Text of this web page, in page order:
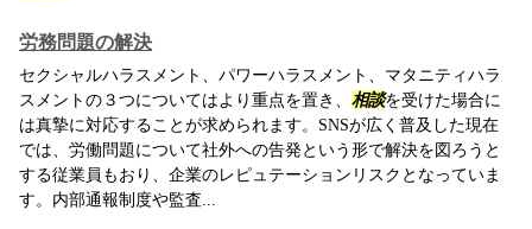
労務問題の解決
セクシャルハラスメント、パワーハラスメント、マタニティハラ
スメントの３つについてはより重点を置き、 相談を受けた場合に
は真摯に対応することが求められます。SNSが広く普及した現在
では、労働問題について社外への告発という形で解決を図ろうと
する従業員もおり、企業のレピュテーションリスクとなっていま
す。内部通報制度や監査...